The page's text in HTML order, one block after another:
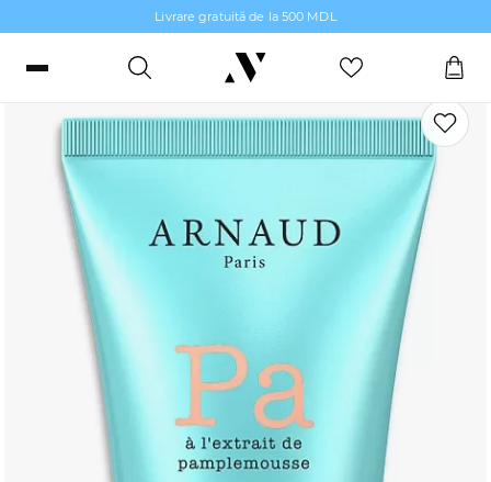
Livrare gratuită de la 500 MDL
Comenzi, bonusuri și favorite
Limbă
Machiaj
Parfumerie
Îngrijire piele
Îngrijirea Părului
Îngrijire pentru față